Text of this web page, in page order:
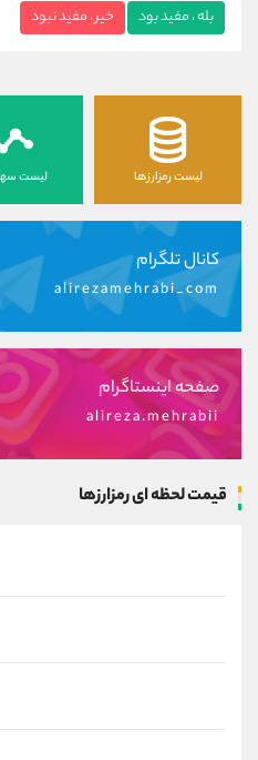
بله ، مفید بود خیر ، مفید نبود
لیست رمزارزها لیست
کانال تلگرام
alirezamehrabi_com
صفحه اینستاگرام
alireza.mehrabii
قیمت لحظه ای رمزارزها